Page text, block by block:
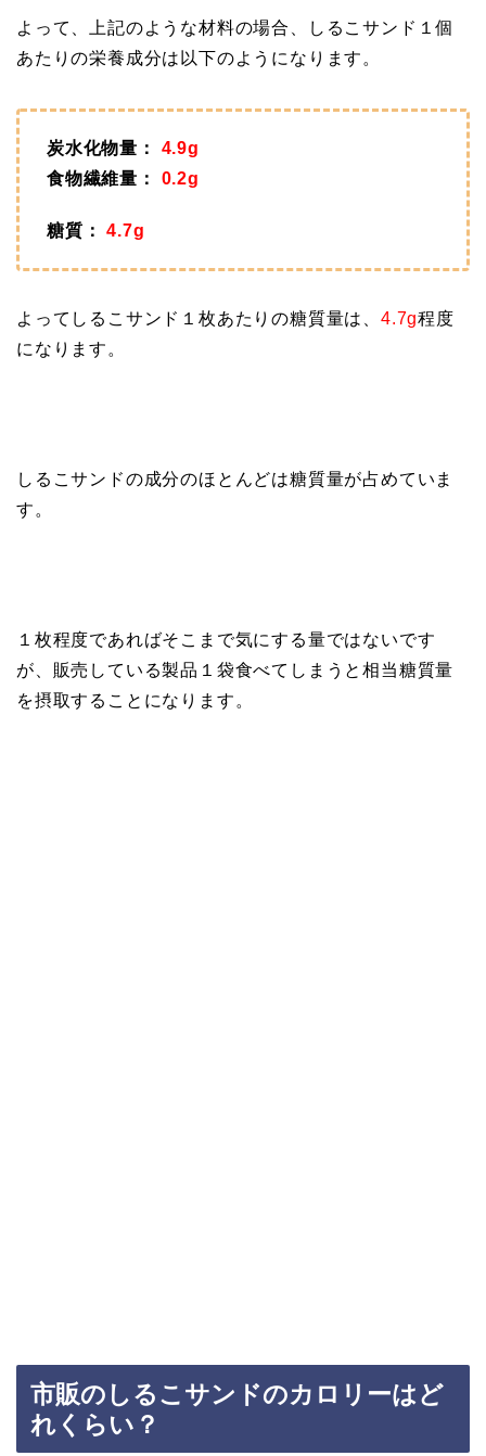
よって、上記のような材料の場合、しるこサンド１個
あたりの栄養成分は以下のようになります。
炭水化物量：
4.9g
食物繊維量：
0.2g
糖質： 4.7g
よってしるこサンド１枚あたりの糖質量は、4.7g程度
になります。
しるこサンドの成分のほとんどは糖質量が占めていま
す。
１枚程度であればそこまで気にする量ではないです
が、販売している製品１袋食べてしまうと相当糖質量
を摂取することになります。
市販のしるこサンドのカロリーはど
れくらい？